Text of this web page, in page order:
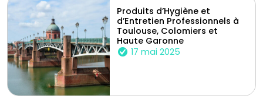
Produits d’Hygiène et
d’Entretien Professionnels à
Toulouse, Colomiers et
Haute Garonne
17 mai 2025